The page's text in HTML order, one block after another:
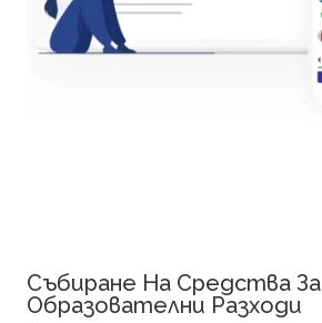
Събиране На Средства За
Образователни Разходи